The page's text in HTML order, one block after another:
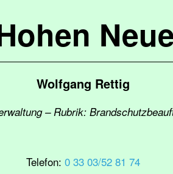
Wolfgang Rettig
– Rubrik:
Telefon: 0 33 03/52 81 74